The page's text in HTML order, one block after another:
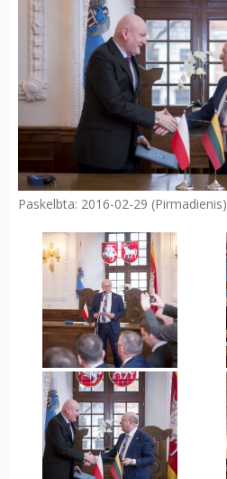
Paskelbta: 2016-02-29 (Pirmadienis)